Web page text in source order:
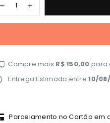
Compre mais R$ 150,00 para
Entrega Estimada entre10/
Parcelamento no Cartão em